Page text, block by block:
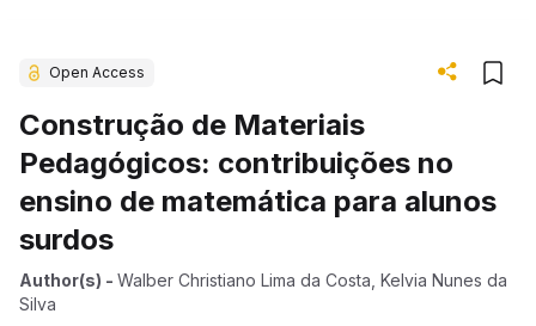
Open Access
Construção de Materiais
Pedagógicos: contribuições no
ensino de matemática para alunos
surdos
Author(s) - Walber Christiano Lima da Costa Kelvia Nunes da
Silva